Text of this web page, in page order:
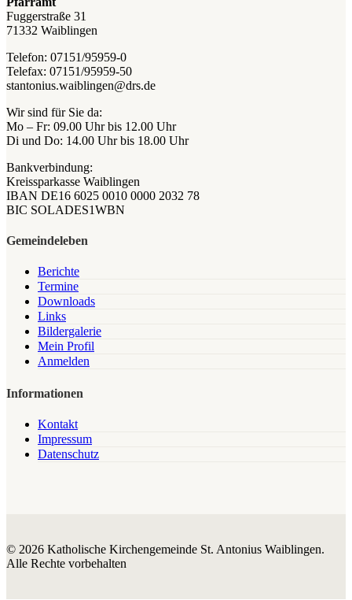
Fuggerstraße 31
71332 Waiblingen
Telefon: 07151/95959-0
Telefax: 07151/95959-50
stantonius.waiblingen@drs.de
Wir sind für Sie da:
Mo – Fr: 09.00 Uhr bis 12.00 Uhr
Di und Do: 14.00 Uhr bis 18.00 Uhr
Bankverbindung:
Kreissparkasse Waiblingen
IBAN DE16 6025 0010 0000 2032 78
BIC SOLADES1WBN
Gemeindeleben
Berichte
Termine
Downloads
Links
Bildergalerie
Mein Profil
Anmelden
Informationen
Kontakt
Impressum
Datenschutz
© 2026 Katholische Kirchengemeinde St. Antonius Waiblingen.
Alle Rechte vorbehalten